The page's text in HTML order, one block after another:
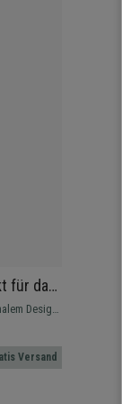
für das
Design,
für ein
Versand